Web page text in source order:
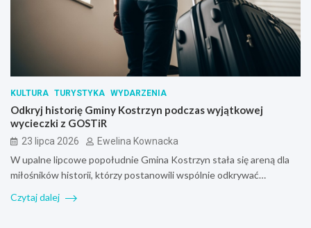
KULTURA TURYSTYKA WYDARZENIA
Odkryj historię Gminy Kostrzyn podczas wyjątkowej
wycieczki z GOSTiR
23 lipca 2026 Ewelina Kownacka
W upalne lipcowe popołudnie Gmina Kostrzyn stała się areną dla
miłośników historii, którzy postanowili wspólnie odkrywać…
Czytaj dalej